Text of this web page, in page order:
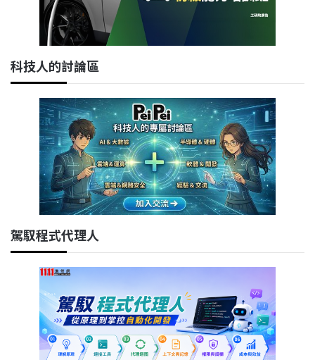
科技人的討論區
駕馭程式代理人